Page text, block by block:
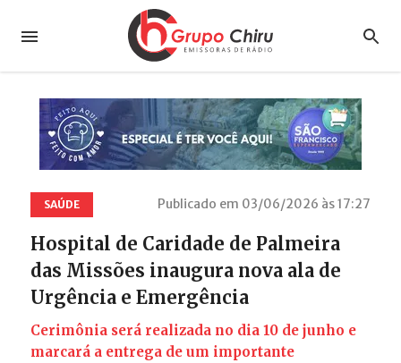
SAÚDE Publicado em 03/06/2026 às 17:27
Hospital de Caridade de Palmeira
das Missões inaugura nova ala de
Urgência e Emergência
Cerimônia será realizada no dia 10 de junho e
marcará a entrega de um importante